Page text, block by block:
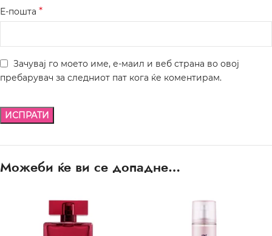
Е-пошта *
Зачувај го моето име, е-маил и веб страна во овој
пребарувач за следниот пат кога ќе коментирам.
Можеби ќе ви се допадне…